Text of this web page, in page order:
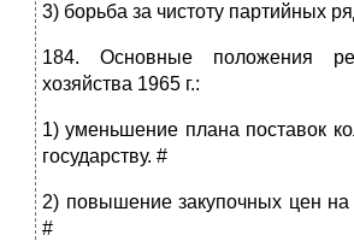
3) борьба за чистоту партийных
184. Основные положения
хозяйства 1965 г.:
1) уменьшение плана поставок
государству. #
2) повышение закупочных цен на
#